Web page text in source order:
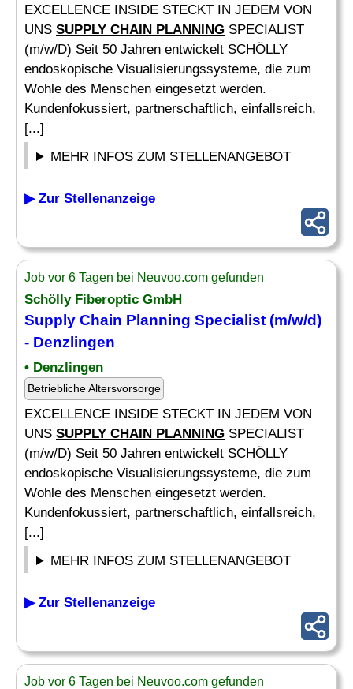
EXCELLENCE INSIDE STECKT IN JEDEM VON
UNS SUPPLY CHAIN PLANNING SPECIALIST
(m/w/D) Seit 50 Jahren entwickelt SCHÖLLY
endoskopische Visualisierungssysteme, die zum
Wohle des Menschen eingesetzt werden.
Kundenfokussiert, partnerschaftlich, einfallsreich,
[...]
MEHR INFOS ZUM STELLENANGEBOT
▶ Zur Stellenanzeige
Job vor 6 Tagen bei Neuvoo.com gefunden
Schölly Fiberoptic GmbH
Supply Chain Planning Specialist (m/w/d)
- Denzlingen
• Denzlingen
Betriebliche Altersvorsorge
EXCELLENCE INSIDE STECKT IN JEDEM VON
UNS SUPPLY CHAIN PLANNING SPECIALIST
(m/w/D) Seit 50 Jahren entwickelt SCHÖLLY
endoskopische Visualisierungssysteme, die zum
Wohle des Menschen eingesetzt werden.
Kundenfokussiert, partnerschaftlich, einfallsreich,
[...]
MEHR INFOS ZUM STELLENANGEBOT
▶ Zur Stellenanzeige
Job vor 6 Tagen bei Neuvoo.com gefunden